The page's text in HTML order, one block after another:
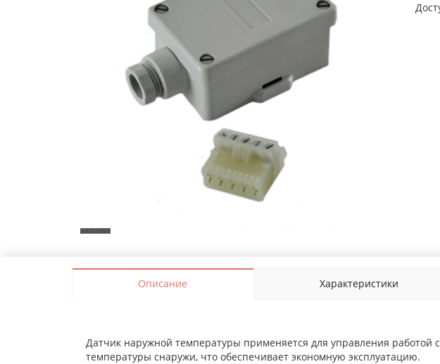
Описание Характеристики
Датчик наружной температуры применяется для управления
температуры снаружи, что обеспечивает экономную эксплуатацию.